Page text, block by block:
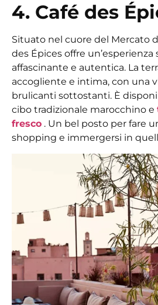
4. Café des
Situato nel cuore del Mercato
des Épices offre un’esperienza
affascinante e autentica. La
accogliente e intima, con una
brulicanti sottostanti. È
cibo tradizionale marocchino e
fresco . Un bel posto per fare
shopping e immergersi in